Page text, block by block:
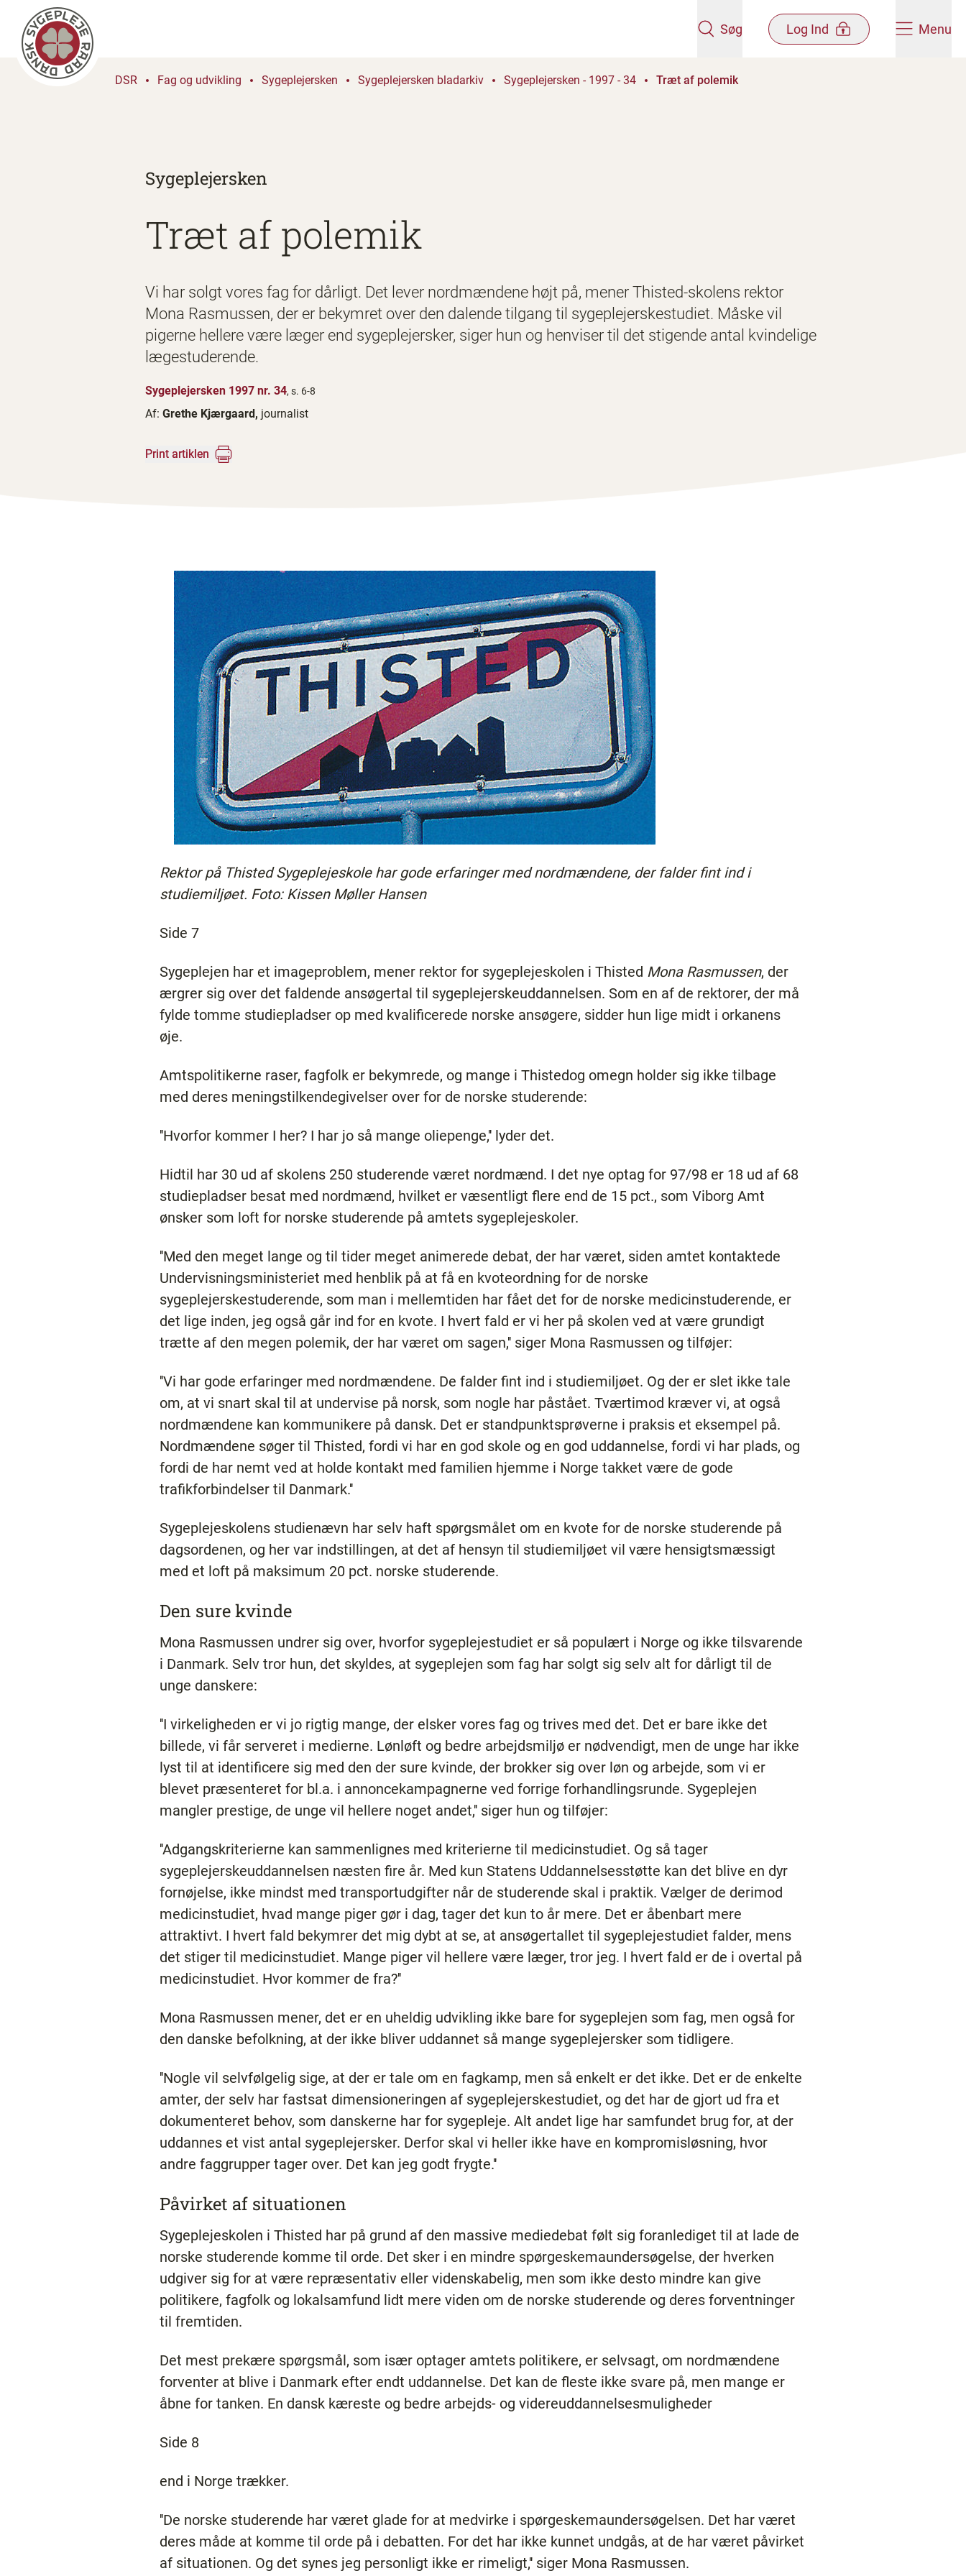
Søg Log Ind Menu
DSR Fag og udvikling Sygeplejersken Sygeplejersken bladarkiv Sygeplejersken - 1997 - 34 Træt af polemik
Sygeplejersken
Træt af polemik
Vi har solgt vores fag for dårligt. Det lever nordmændene højt på, mener Thisted-skolens rektor
Mona Rasmussen, der er bekymret over den dalende tilgang til sygeplejerskestudiet. Måske vil
pigerne hellere være læger end sygeplejersker, siger hun og henviser til det stigende antal kvindelige
lægestuderende.
Sygeplejersken 1997 nr. 34, s. 6-8
Af: Grethe Kjærgaard, journalist
Print artiklen
Rektor på Thisted Sygeplejeskole har gode erfaringer med nordmændene, der falder fint ind i
studiemiljøet. Foto: Kissen Møller Hansen
Side 7
Sygeplejen har et imageproblem, mener rektor for sygeplejeskolen i Thisted Mona Rasmussen, der
ærgrer sig over det faldende ansøgertal til sygeplejerskeuddannelsen. Som en af de rektorer, der må
fylde tomme studiepladser op med kvalificerede norske ansøgere, sidder hun lige midt i orkanens
øje.
Amtspolitikerne raser, fagfolk er bekymrede, og mange i Thistedog omegn holder sig ikke tilbage
med deres meningstilkendegivelser over for de norske studerende:
''Hvorfor kommer I her? I har jo så mange oliepenge,'' lyder det.
Hidtil har 30 ud af skolens 250 studerende været nordmænd. I det nye optag for 97/98 er 18 ud af 68
studiepladser besat med nordmænd, hvilket er væsentligt flere end de 15 pct., som Viborg Amt
ønsker som loft for norske studerende på amtets sygeplejeskoler.
''Med den meget lange og til tider meget animerede debat, der har været, siden amtet kontaktede
Undervisningsministeriet med henblik på at få en kvoteordning for de norske
sygeplejerskestuderende, som man i mellemtiden har fået det for de norske medicinstuderende, er
det lige inden, jeg også går ind for en kvote. I hvert fald er vi her på skolen ved at være grundigt
trætte af den megen polemik, der har været om sagen,'' siger Mona Rasmussen og tilføjer:
''Vi har gode erfaringer med nordmændene. De falder fint ind i studiemiljøet. Og der er slet ikke tale
om, at vi snart skal til at undervise på norsk, som nogle har påstået. Tværtimod kræver vi, at også
nordmændene kan kommunikere på dansk. Det er standpunktsprøverne i praksis et eksempel på.
Nordmændene søger til Thisted, fordi vi har en god skole og en god uddannelse, fordi vi har plads, og
fordi de har nemt ved at holde kontakt med familien hjemme i Norge takket være de gode
trafikforbindelser til Danmark.''
Sygeplejeskolens studienævn har selv haft spørgsmålet om en kvote for de norske studerende på
dagsordenen, og her var indstillingen, at det af hensyn til studiemiljøet vil være hensigtsmæssigt
med et loft på maksimum 20 pct. norske studerende.
Den sure kvinde
Mona Rasmussen undrer sig over, hvorfor sygeplejestudiet er så populært i Norge og ikke tilsvarende
i Danmark. Selv tror hun, det skyldes, at sygeplejen som fag har solgt sig selv alt for dårligt til de
unge danskere:
''I virkeligheden er vi jo rigtig mange, der elsker vores fag og trives med det. Det er bare ikke det
billede, vi får serveret i medierne. Lønløft og bedre arbejdsmiljø er nødvendigt, men de unge har ikke
lyst til at identificere sig med den der sure kvinde, der brokker sig over løn og arbejde, som vi er
blevet præsenteret for bl.a. i annoncekampagnerne ved forrige forhandlingsrunde. Sygeplejen
mangler prestige, de unge vil hellere noget andet,'' siger hun og tilføjer:
''Adgangskriterierne kan sammenlignes med kriterierne til medicinstudiet. Og så tager
sygeplejerskeuddannelsen næsten fire år. Med kun Statens Uddannelsesstøtte kan det blive en dyr
fornøjelse, ikke mindst med transportudgifter når de studerende skal i praktik. Vælger de derimod
medicinstudiet, hvad mange piger gør i dag, tager det kun to år mere. Det er åbenbart mere
attraktivt. I hvert fald bekymrer det mig dybt at se, at ansøgertallet til sygeplejestudiet falder, mens
det stiger til medicinstudiet. Mange piger vil hellere være læger, tror jeg. I hvert fald er de i overtal på
medicinstudiet. Hvor kommer de fra?''
Mona Rasmussen mener, det er en uheldig udvikling ikke bare for sygeplejen som fag, men også for
den danske befolkning, at der ikke bliver uddannet så mange sygeplejersker som tidligere.
''Nogle vil selvfølgelig sige, at der er tale om en fagkamp, men så enkelt er det ikke. Det er de enkelte
amter, der selv har fastsat dimensioneringen af sygeplejerskestudiet, og det har de gjort ud fra et
dokumenteret behov, som danskerne har for sygepleje. Alt andet lige har samfundet brug for, at der
uddannes et vist antal sygeplejersker. Derfor skal vi heller ikke have en kompromisløsning, hvor
andre faggrupper tager over. Det kan jeg godt frygte.''
Påvirket af situationen
Sygeplejeskolen i Thisted har på grund af den massive mediedebat følt sig foranlediget til at lade de
norske studerende komme til orde. Det sker i en mindre spørgeskemaundersøgelse, der hverken
udgiver sig for at være repræsentativ eller videnskabelig, men som ikke desto mindre kan give
politikere, fagfolk og lokalsamfund lidt mere viden om de norske studerende og deres forventninger
til fremtiden.
Det mest prekære spørgsmål, som især optager amtets politikere, er selvsagt, om nordmændene
forventer at blive i Danmark efter endt uddannelse. Det kan de fleste ikke svare på, men mange er
åbne for tanken. En dansk kæreste og bedre arbejds- og videreuddannelsesmuligheder
Side 8
end i Norge trækker.
''De norske studerende har været glade for at medvirke i spørgeskemaundersøgelsen. Det har været
deres måde at komme til orde på i debatten. For det har ikke kunnet undgås, at de har været påvirket
af situationen. Og det synes jeg personligt ikke er rimeligt,'' siger Mona Rasmussen.